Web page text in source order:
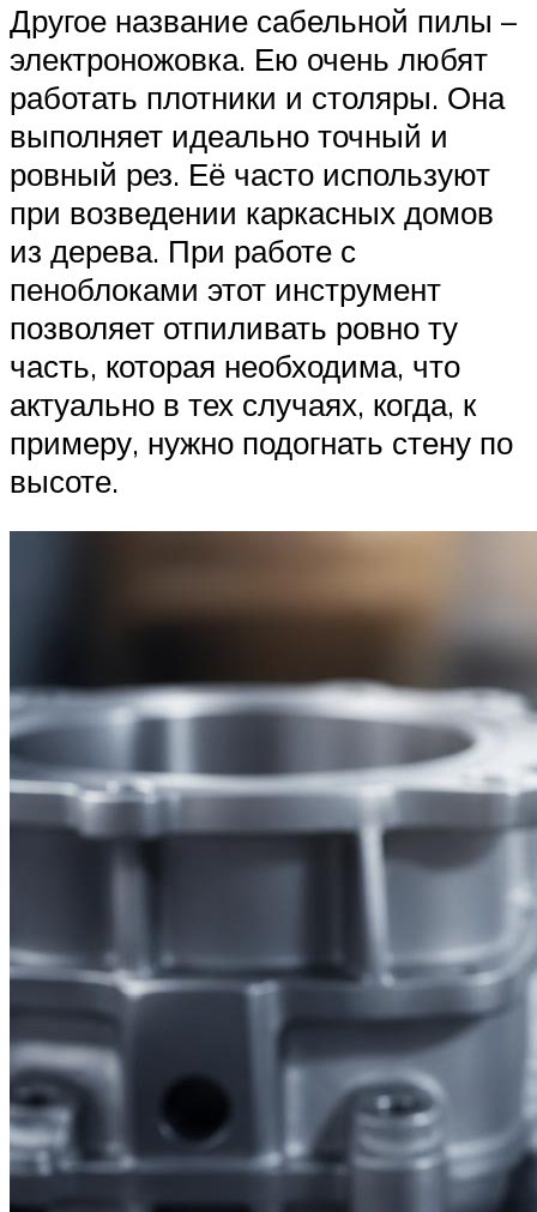
Другое название сабельной пилы –
электроножовка. Ею очень любят
работать плотники и столяры. Она
выполняет идеально точный и
ровный рез. Её часто используют
при возведении каркасных домов
из дерева. При работе с
пеноблоками этот инструмент
позволяет отпиливать ровно ту
часть, которая необходима, что
актуально в тех случаях, когда, к
примеру, нужно подогнать стену по
высоте.